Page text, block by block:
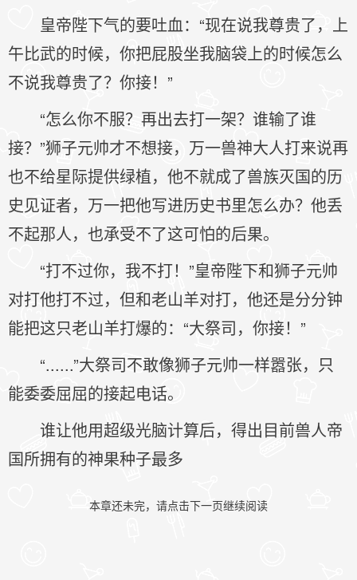
皇帝陛下气的要吐血：“现在说我尊贵了，上
午比武的时候，你把屁股坐我脑袋上的时候怎么
不说我尊贵了？你接！”
“怎么你不服？再出去打一架？谁输了谁
接？”狮子元帅才不想接，万一兽神大人打来说再
也不给星际提供绿植，他不就成了兽族灭国的历
史见证者，万一把他写进历史书里怎么办？他丢
不起那人，也承受不了这可怕的后果。
“打不过你，我不打！”皇帝陛下和狮子元帅
对打他打不过，但和老山羊对打，他还是分分钟
能把这只老山羊打爆的：“大祭司，你接！”
“......”大祭司不敢像狮子元帅一样嚣张，只
能委委屈屈的接起电话。
谁让他用超级光脑计算后，得出目前兽人帝
国所拥有的神果种子最多
本章还未完，请点击下一页继续阅读